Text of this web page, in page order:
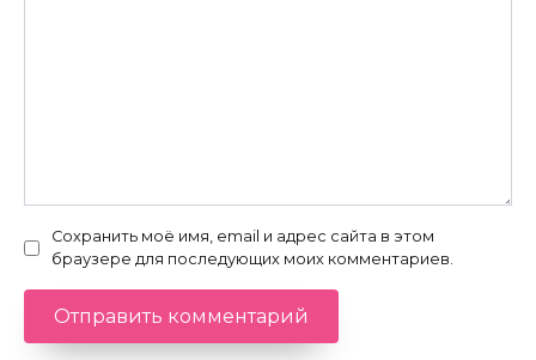
Сохранить моё имя, email и адрес сайта в этом
браузере для последующих моих комментариев.